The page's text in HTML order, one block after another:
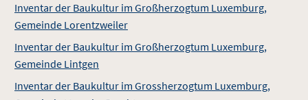
Inventar der Baukultur im Großherzogtum Luxemburg,
Gemeinde Lorentzweiler
Inventar der Baukultur im Großherzogtum Luxemburg,
Gemeinde Lintgen
Inventar der Baukultur im Grossherzogtum Luxemburg,